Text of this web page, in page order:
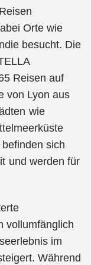
Orte wie
besucht. Die
Reisen auf
von Lyon aus
wie
sich
und werden für
vollumfänglich
im
Während